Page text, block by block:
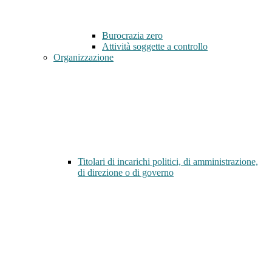
Burocrazia zero
Attività soggette a controllo
Organizzazione
Titolari di incarichi politici, di amministrazione,
di direzione o di governo